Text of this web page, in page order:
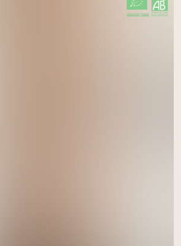
CERTIFIÉ PAR FR-BIO-09
AGRICULTURE FRANCE